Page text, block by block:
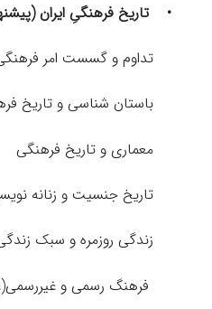
• تاریخ فرهنگیِ ایران
تداوم و گسست امر فرهنگی
باستان شناسی و تاریخ
معماری و تاریخ فرهنگی
تاریخ جنسیت و زنانه
زندگی روزمره و سبک زندگی
فرهنگ رسمی و